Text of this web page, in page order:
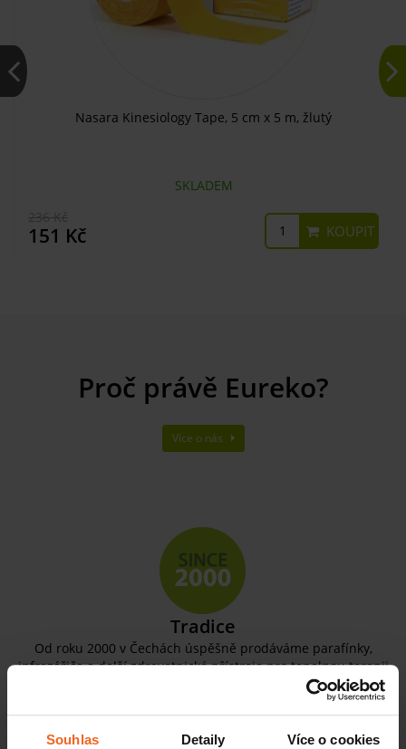
Souhlas Detaily Více o cookies
Nasara Kinesiology Tape, 5 cm x 5 m, žlutý
SKLADEM
151 Kč KOUPIT
Proč právě Eureko?
Více o nás
Tradice
Od roku 2000 v Čechách úspěšně prodáváme parafínky,
infrazářiče a další zdravotnické přístroje pro tepelnou terapii
zejména s využitím rašelinových zábalů. Sortiment jsme
rozšířili jak pro rehabilitaci, wellness tak i sport. Nyní patříme
mezi přední výrobce a dodavatele. Staráme se o spokojenost
tisíců profesionálů po celém světě.